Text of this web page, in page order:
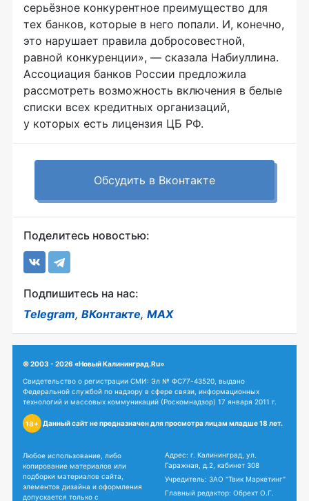
серьёзное конкурентное преимущество для
тех банков, которые в него попали. И, конечно,
это нарушает правила добросовестной,
равной конкуренции», — сказала Набиуллина.
Ассоциация банков России предложила
рассмотреть возможность включения в белые
списки всех кредитных организаций,
у которых есть лицензия ЦБ РФ.
Обсудить в Вконтакте
Поделитесь новостью:
Подпишитесь на нас:
Telegram, ВКонтакте, MAX
© 2003 - 2026 «Новый Калининград.Ru»
Свидетельство о регистрации СМИ: Эл № ФС77-43520, выдано
Федеральной службой по надзору в сфере связи, информационных
технологий и массовых коммуникаций (Роскомнадзор) 17 января 2011 г.
18+ Данный сайт не предназначен для просмотра лицам младше 18 лет.
Любое использование, либо
копирование материалов или
подборки материалов сайта,
элементов дизайна и оформления
допускается только с
Адрес: г. Калининград, ул.
Гаражная, д.2, кабинет 308
Учредитель: ЗАО "Твик Маркетинг"
Главный редактор: Обрехт О.Г.